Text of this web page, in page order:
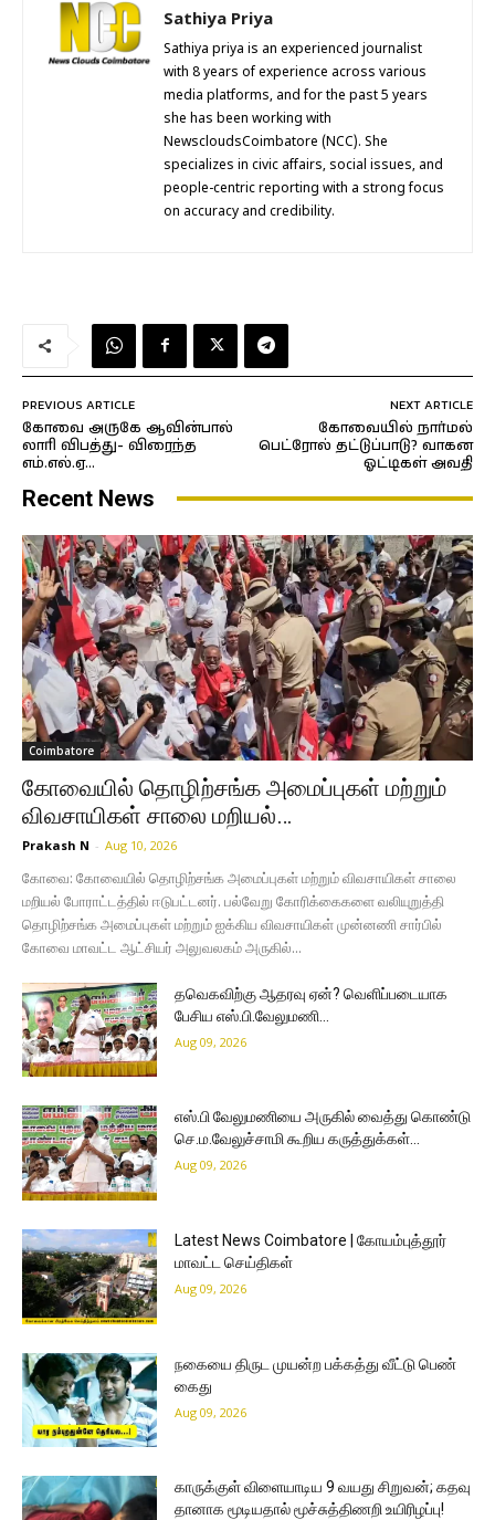
Sathiya Priya
Sathiya priya is an experienced journalist
with 8 years of experience across various
media platforms, and for the past 5 years
she has been working with
NewscloudsCoimbatore (NCC). She
specializes in civic affairs, social issues, and
people-centric reporting with a strong focus
on accuracy and credibility.
PREVIOUS ARTICLE
கோவை அருகே ஆவின்பால்
லாரி விபத்து- விரைந்த
எம்.எல்.ஏ…
NEXT ARTICLE
கோவையில் நார்மல்
பெட்ரோல் தட்டுப்பாடு? வாகன
ஓட்டிகள் அவதி
Recent News
Coimbatore
கோவையில் தொழிற்சங்க அமைப்புகள் மற்றும்
விவசாயிகள் சாலை மறியல்…
Prakash N - Aug 10, 2026
கோவை: கோவையில் தொழிற்சங்க அமைப்புகள் மற்றும் விவசாயிகள் சாலை
மறியல் போராட்டத்தில் ஈடுபட்டனர். பல்வேறு கோரிக்கைகளை வலியுறுத்தி
தொழிற்சங்க அமைப்புகள் மற்றும் ஐக்கிய விவசாயிகள் முன்னணி சார்பில்
கோவை மாவட்ட ஆட்சியர் அலுவலகம் அருகில்...
தவெகவிற்கு ஆதரவு ஏன்? வெளிப்படையாக
பேசிய எஸ்.பி.வேலுமணி…
Aug 09, 2026
எஸ்.பி வேலுமணியை அருகில் வைத்து கொண்டு
செ.ம.வேலுச்சாமி கூறிய கருத்துக்கள்…
Aug 09, 2026
Latest News Coimbatore | கோயம்புத்தூர்
மாவட்ட செய்திகள்
Aug 09, 2026
நகையை திருட முயன்ற பக்கத்து வீட்டு பெண்
கைது
Aug 09, 2026
காருக்குள் விளையாடிய 9 வயது சிறுவன்; கதவு
தானாக மூடியதால் மூச்சுத்திணறி உயிரிழப்பு!